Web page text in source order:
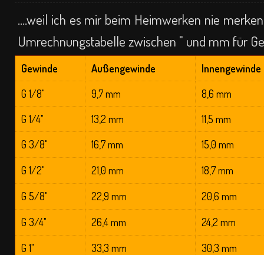
....weil ich es mir beim Heimwerken nie
Umrechnungstabelle zwischen " und mm für
Gewinde Außengewinde
Innengewinde
G 1/8"
9,7 mm
8,6 mm
G 1/4"
13,2 mm
11,5 mm
G 3/8"
16,7 mm
15,0 mm
G 1/2"
21,0 mm
18,7 mm
G 5/8"
22,9 mm
20,6 mm
G 3/4"
26,4 mm
24,2 mm
G 1"
33,3 mm
30,3 mm